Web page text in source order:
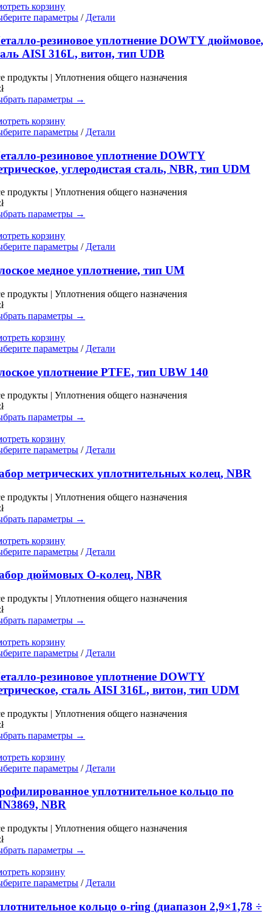
корзину
параметры Этот
имеет
несколько
вариаций.
можно
на
/ Детали
резиновое уплотнение DOWTY дюймовое,
AISI 316L, витон, тип UDB
продукты | Уплотнения общего назначения
параметры →
корзину
параметры Этот
имеет
несколько
вариаций.
можно
на
/ Детали
резиновое уплотнение DOWTY
углеродистая сталь, NBR, тип UDM
продукты | Уплотнения общего назначения
параметры →
корзину
параметры Этот
имеет
несколько
вариаций.
Опции
выбрать
странице
товара.
/ Детали
медное уплотнение, тип UM
продукты | Уплотнения общего назначения
параметры →
корзину
параметры Этот
имеет
несколько
вариаций.
выбрать
странице
товара.
/ Детали
уплотнение PTFE, тип UBW 140
продукты | Уплотнения общего назначения
параметры →
корзину
параметры Этот
имеет
несколько
вариаций.
Опции
выбрать
странице
товара.
/ Детали
метрических уплотнительных колец, NBR
продукты | Уплотнения общего назначения
параметры →
корзину
параметры Этот
имеет
вариаций.
выбрать
странице
товара.
/ Детали
дюймовых O-колец, NBR
продукты | Уплотнения общего назначения
параметры →
корзину
параметры Этот
имеет
несколько
вариаций.
можно
на
/ Детали
резиновое уплотнение DOWTY
сталь AISI 316L, витон, тип UDM
продукты | Уплотнения общего назначения
параметры →
корзину
параметры Этот
имеет
несколько
можно
на
/ Детали
уплотнительное кольцо по
NBR
продукты | Уплотнения общего назначения
параметры →
корзину
параметры Этот
имеет
/ Детали
кольцо o-ring (диапазон 2,9×1,78 ÷